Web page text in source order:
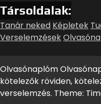
Társoldalak:
Tanár neked Képletek
Verselemzések
Olvasónaplóm
kötelezők röviden,
verselemzés. Theme: